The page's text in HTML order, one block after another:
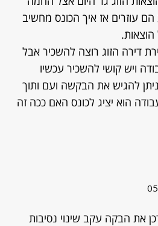
הם עוזרים אז איך הכונס מחשיב
דירה הזוג רוצה להשכיר אבל
ויש קושי להשכיר עכשיו
להגיש את הבקשה ועם ותוך
הוא יציג לכונס האם ככה זה
את הבקה עקב שינוי נסיבות